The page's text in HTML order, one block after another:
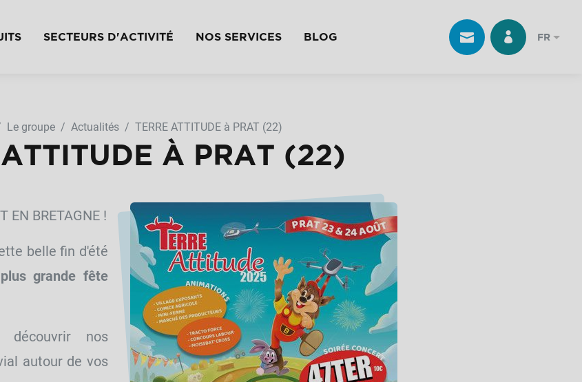
SECTEURS D'ACTIVITÉ NOS SERVICES BLOG FR
Le groupe Actualités TERRE ATTITUDE à PRAT (22)
À PRAT (22)
EN BRETAGNE !
belle fin d'été
plus grande fête
découvrir nos
autour de vos